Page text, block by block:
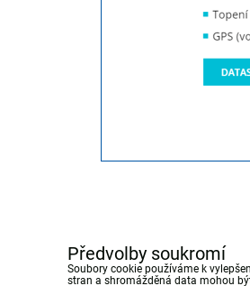
Předvolby soukromí
Soubory cookie používáme k
stran a shromážděná data mohou